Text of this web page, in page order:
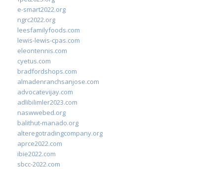
e-smart2022.org
ngrc2022.org
leesfamilyfoods.com
lewis-lewis-cpas.com
eleontennis.com
cyetus.com
bradfordshops.com
almadenranchsanjose.com
advocatevijay.com
adlibilimler2023.com
naswwebed.org
balithut-manado.org
alteregotradingcompany.org
aprce2022.com
ibie2022.com
sbcc-2022.com